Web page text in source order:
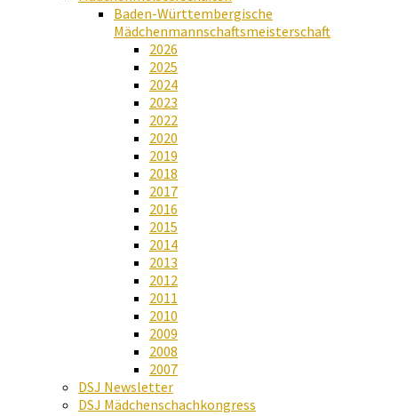
Baden-Württembergische
Mädchenmannschaftsmeisterschaft
2026
2025
2024
2023
2022
2020
2019
2018
2017
2016
2015
2014
2013
2012
2011
2010
2009
2008
2007
DSJ Newsletter
DSJ Mädchenschachkongress